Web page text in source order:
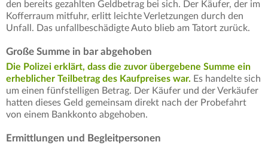
den bereits gezahlten Geldbetrag bei sich. Der Käufer, der im
Kofferraum mitfuhr, erlitt leichte Verletzungen durch den
Unfall. Das unfallbeschädigte Auto blieb am Tatort zurück.
Große Summe in bar abgehoben
Die Polizei erklärt, dass die zuvor übergebene Summe ein
erheblicher Teilbetrag des Kaufpreises war. Es handelte sich
um einen fünfstelligen Betrag. Der Käufer und der Verkäufer
hatten dieses Geld gemeinsam direkt nach der Probefahrt
von einem Bankkonto abgehoben.
Ermittlungen und Begleitpersonen